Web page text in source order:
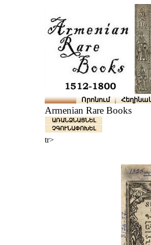
Որոնում
Armenian Rare Books
ԱՌԱՆՁՆԱՑՆԵԼ
ՉԳՈՒՆԱՓՈԽԵԼ
tr>